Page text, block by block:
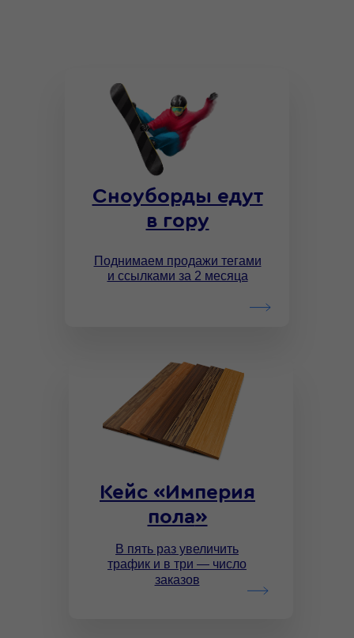
Поднимаем продажи тегами
и ссылками за 2 месяца
В пять раз увеличить
трафик и в три — число
заказов
Сноуборды едут
в гору
Кейс «Империя
пола»